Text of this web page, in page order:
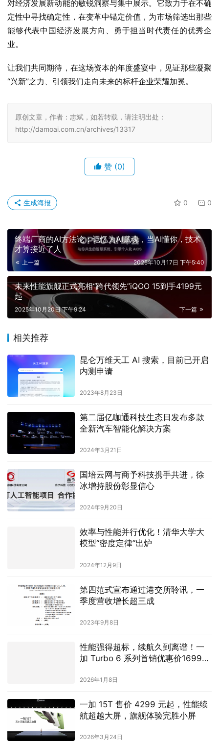
对经济发展新动能的敏锐洞察与集中展示。它致力于在不确
定性中寻找确定性，在变革中锚定价值，为市场筛选出那些
能够代表中国经济发展方向、勇于担当时代责任的优秀企
业。
让我们共同期待，在这场资本的年度盛宴中，见证那些凝聚
“兴新”之力、引领我们走向未来的标杆企业荣耀加冕。
原创文章，作者：志斌，如若转载，请注明出处：
http://damoai.com.cn/archives/13317
赞 (0)
0 0
生成海报
终端厂商的AI方法论：记忆为AI赋魂，当AI懂你，技术
才算接近了人
上一篇 2025年10月17日 下午5:40
未来性能旗舰正式亮相“跨代领先”iQOO 15到手4199元
起
下一篇
2025年10月20日 下午9:24
相关推荐
昆仑万维天工 AI 搜索，目前已开启
内测申请
2023年8月23日
第二届亿咖通科技生态日发布多款
全新汽车智能化解决方案
2024年3月21日
国培云网与商予科技携手共进，徐
冰增持股份彰显信心
2024年9月20日
效率与性能并行优化！‌清华大学大
模型“密度定律”出炉
2024年12月9日
第四范式宣布通过港交所聆讯，一
季度营收增长超三成
2023年9月8日
性能强得超标，续航久到离谱！一
加 Turbo 6 系列首销优惠价1699元
2026年1月8日
一加 15T 售价 4299 元起，性能续
航超越大屏，旗舰体验完胜小屏
2026年3月24日